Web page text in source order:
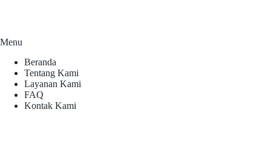
Menu
Beranda
Tentang Kami
Layanan Kami
FAQ
Kontak Kami